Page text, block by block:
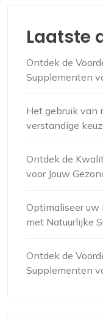
Laatste
Ontdek de
Supplementen
Het gebruik van
verstandige
Ontdek de
voor Jouw
Optimaliseer uw
met Natuurlijke
Ontdek de
Supplementen